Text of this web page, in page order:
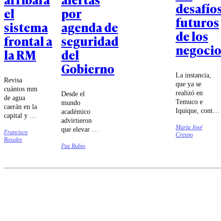
el
sistema
frontal a
la RM
Revisa
cuántos mm
de agua
caerán en la
capital y las
que podría
nevar
horas.
Francisco
Rosales
por
agenda de
seguridad
del
Gobierno
Desde el
mundo
académico
advirtieron
que elevar a
constitucional
Paz Rubio
futuros
de los
La instancia,
que ya se
realizó en
Temuco e
Iquique, contó
Ignacio Briones
y Katherina
María José
Crespo